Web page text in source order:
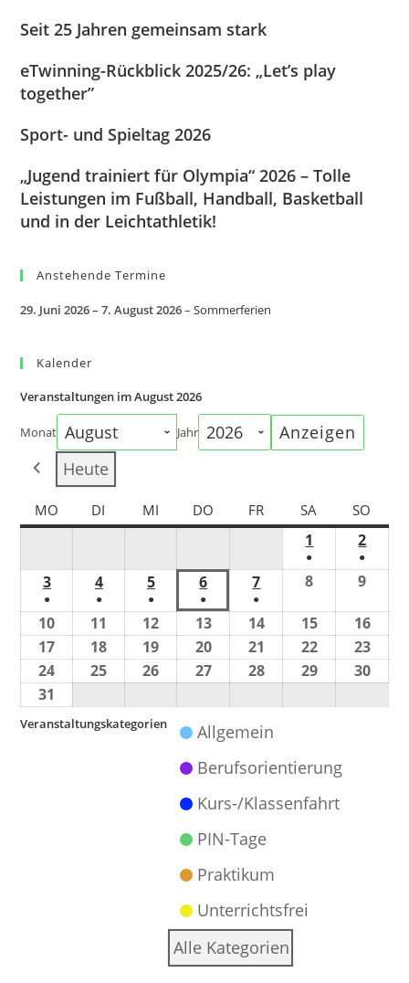
Seit 25 Jahren gemeinsam stark
eTwinning-Rückblick 2025/26: „Let’s play
together”
Sport- und Spieltag 2026
„Jugend trainiert für Olympia“ 2026 – Tolle
Leistungen im Fußball, Handball, Basketball
und in der Leichtathletik!
Anstehende Termine
29. Juni 2026– 7. August 2026–Sommerferien
Kalender
Veranstaltungen im August 2026
Monat Jahr
Heute
MO DI MI DO FR SA SO
1
●
2
●
3
●
4
●
5
●
6
●
7
●
8 9
10 11 12 13 14 15
16
17
18 19 20 21 22
23
24
25 26 27 28 29
30
31
Veranstaltungskategorien
Allgemein
Berufsorientierung
Kurs-/Klassenfahrt
PIN-Tage
Praktikum
Unterrichtsfrei
Alle Kategorien